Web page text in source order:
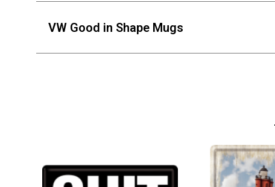
VW Good in Shape Mugs